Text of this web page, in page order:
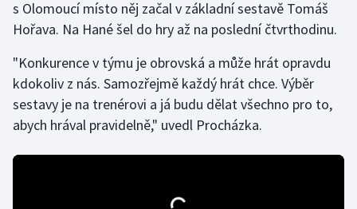
Judo
Lezení
Lyže a snowboard
s Olomoucí místo něj začal v základní sestavě Tomáš
Hořava. Na Hané šel do hry až na poslední čtvrthodinu.
"Konkurence v týmu je obrovská a může hrát opravdu
kdokoliv z nás. Samozřejmě každý hrát chce. Výběr
sestavy je na trenérovi a já budu dělat všechno pro to,
abych hrával pravidelně," uvedl Procházka.